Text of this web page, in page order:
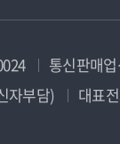
통신판매
자부담)
대표